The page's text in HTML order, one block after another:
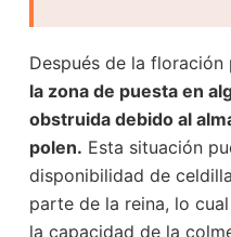
Después de la
la zona de puesta en
obstruida debido al
polen. Esta situación
disponibilidad de
parte de la reina, lo
la capacidad de la